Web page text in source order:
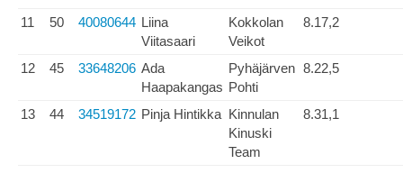
11
50 40080644 Liina
Viitasaari
Kokkolan
Veikot
8.17,2
12 45 33648206 Ada
Haapakangas
Pyhäjärven
Pohti
8.22,5
13 44 34519172 Pinja Hintikka Kinnulan
Kinuski
Team
8.31,1